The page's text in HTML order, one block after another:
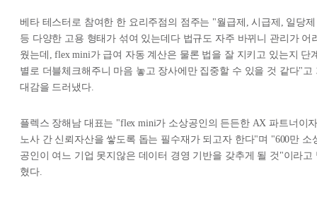
베타 테스터로 참여한 한 요리주점의 점주는 "월급제, 시급제, 일당제
등 다양한 고용 형태가 섞여 있는데다 법규도 자주 바뀌니 관리가 어
웠는데, flex mini가 급여 자동 계산은 물론 법을 잘 지키고 있는지 단
별로 더블체크해주니 마음 놓고 장사에만 집중할 수 있을 것 같다"고
대감을 드러냈다.
플렉스 장해남 대표는 "flex mini가 소상공인의 든든한 AX 파트너이
노사 간 신뢰자산을 쌓도록 돕는 필수재가 되고자 한다"며 "600만 소
공인이 여느 기업 못지않은 데이터 경영 기반을 갖추게 될 것"이라고
혔다.